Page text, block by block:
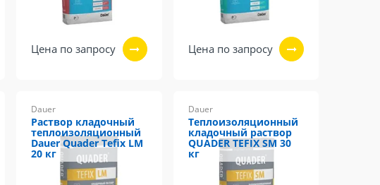
Цена по запросу Цена по запросу
Dauer
Раствор кладочный
теплоизоляционный
Dauer Quader Tefix LM
20 кг
Dauer
Теплоизоляционный
кладочный раствор
QUADER TEFIX SM 30
кг